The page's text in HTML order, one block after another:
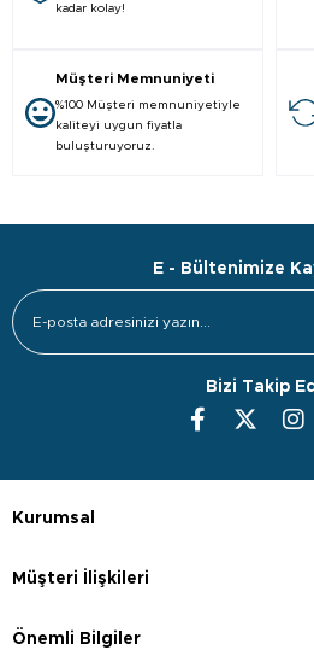
kadar kolay!
Müşteri Memnuniyeti
%100 Müşteri memnuniyetiyle
kaliteyi uygun fiyatla
buluşturuyoruz.
E - Bültenimize
Bizi Takip
Kurumsal
Müşteri İlişkileri
Önemli Bilgiler